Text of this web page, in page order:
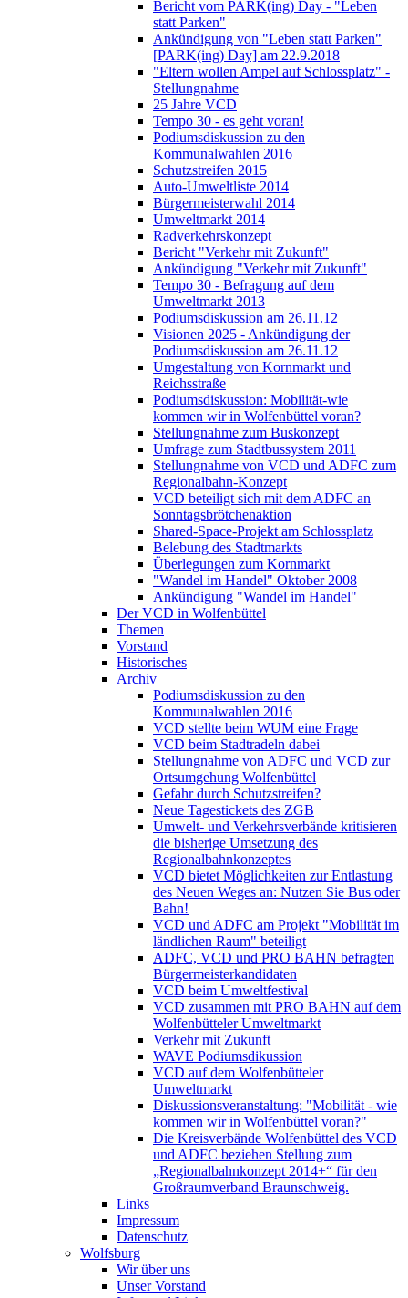
Bericht vom PARK(ing) Day - "Leben
statt Parken"
Ankündigung von "Leben statt Parken"
[PARK(ing) Day] am 22.9.2018
"Eltern wollen Ampel auf Schlossplatz" -
Stellungnahme
25 Jahre VCD
Tempo 30 - es geht voran!
Podiumsdiskussion zu den
Kommunalwahlen 2016
Schutzstreifen 2015
Auto-Umweltliste 2014
Bürgermeisterwahl 2014
Umweltmarkt 2014
Radverkehrskonzept
Bericht "Verkehr mit Zukunft"
Ankündigung "Verkehr mit Zukunft"
Tempo 30 - Befragung auf dem
Umweltmarkt 2013
Podiumsdiskussion am 26.11.12
Visionen 2025 - Ankündigung der
Podiumsdiskussion am 26.11.12
Umgestaltung von Kornmarkt und
Reichsstraße
Podiumsdiskussion: Mobilität-wie
kommen wir in Wolfenbüttel voran?
Stellungnahme zum Buskonzept
Umfrage zum Stadtbussystem 2011
Stellungnahme von VCD und ADFC zum
Regionalbahn-Konzept
VCD beteiligt sich mit dem ADFC an
Sonntagsbrötchenaktion
Shared-Space-Projekt am Schlossplatz
Belebung des Stadtmarkts
Überlegungen zum Kornmarkt
"Wandel im Handel" Oktober 2008
Ankündigung "Wandel im Handel"
Der VCD in Wolfenbüttel
Themen
Vorstand
Historisches
Archiv
Podiumsdiskussion zu den
Kommunalwahlen 2016
VCD stellte beim WUM eine Frage
VCD beim Stadtradeln dabei
Stellungnahme von ADFC und VCD zur
Ortsumgehung Wolfenbüttel
Gefahr durch Schutzstreifen?
Neue Tagestickets des ZGB
Umwelt- und Verkehrsverbände kritisieren
die bisherige Umsetzung des
Regionalbahnkonzeptes
VCD bietet Möglichkeiten zur Entlastung
des Neuen Weges an: Nutzen Sie Bus oder
Bahn!
VCD und ADFC am Projekt "Mobilität im
ländlichen Raum" beteiligt
ADFC, VCD und PRO BAHN befragten
Bürgermeisterkandidaten
VCD beim Umweltfestival
VCD zusammen mit PRO BAHN auf dem
Wolfenbütteler Umweltmarkt
Verkehr mit Zukunft
WAVE Podiumsdikussion
VCD auf dem Wolfenbütteler
Umweltmarkt
Diskussionsveranstaltung: "Mobilität - wie
kommen wir in Wolfenbüttel voran?"
Die Kreisverbände Wolfenbüttel des VCD
und ADFC beziehen Stellung zum
„Regionalbahnkonzept 2014+“ für den
Großraumverband Braunschweig.
Links
Impressum
Datenschutz
Wolfsburg
Wir über uns
Unser Vorstand